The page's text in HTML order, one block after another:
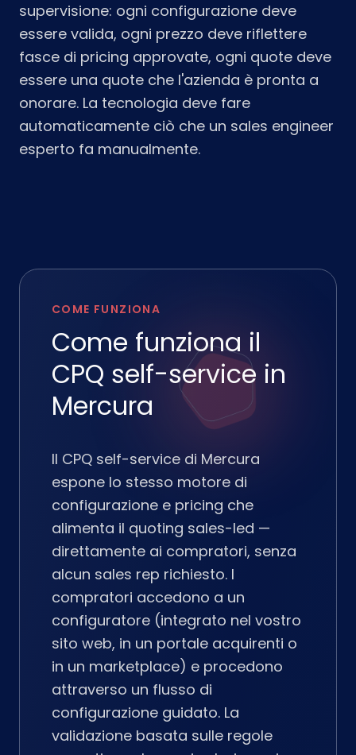
supervisione: ogni configurazione deve
essere valida, ogni prezzo deve riflettere
fasce di pricing approvate, ogni quote deve
essere una quote che l'azienda è pronta a
onorare. La tecnologia deve fare
automaticamente ciò che un sales engineer
esperto fa manualmente.
COME FUNZIONA
Come funziona il
CPQ self-service in
Mercura
Il CPQ self-service di Mercura
espone lo stesso motore di
configurazione e pricing che
alimenta il quoting sales-led —
direttamente ai compratori, senza
alcun sales rep richiesto. I
compratori accedono a un
configuratore (integrato nel vostro
sito web, in un portale acquirenti o
in un marketplace) e procedono
attraverso un flusso di
configurazione guidato. La
validazione basata sulle regole